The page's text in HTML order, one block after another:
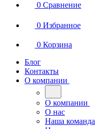
0 Сравнение
0 Избранное
0 Корзина
Блог
Контакты
О компании
О компании
О нас
Наша команда